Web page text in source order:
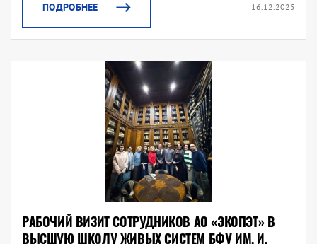
ПОДРОБНЕЕ 16.12.2025
РАБОЧИЙ ВИЗИТ СОТРУДНИКОВ АО «ЭКОПЭТ» В
ВЫСШУЮ ШКОЛУ ЖИВЫХ СИСТЕМ БФУ ИМ. И.